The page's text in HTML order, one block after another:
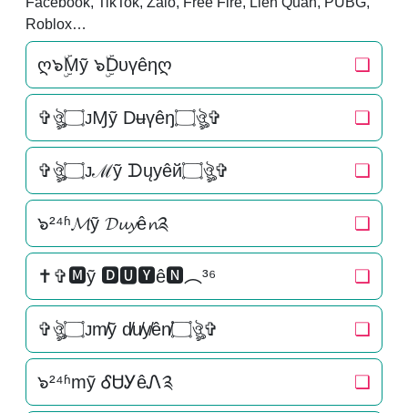
Roblox…
ღ๖ۣۜMỹ ๖ۣۜDυүêηღ ❏
✞ঔৣ۝ᴊⱮỹ Dʉүêŋ۝ঔৣ✞ ❏
✞ঔৣ۝ᴊℳỹ ᗪųуêй۝ঔৣ✞ ❏
๖²⁴ʱ𝓜ỹ 𝓓𝓾𝔂ê𝓷༉ ❏
✝✞🅼ỹ 🅳🆄🆈ê🅽︵³⁶ ❏
✞ঔৣ۝ᴊm̸ỹ d̸u̸y̸ên̸۝ঔৣ✞ ❏
๖²⁴ʱmỹ ᎴᏌᎩêᏁ༉ ❏